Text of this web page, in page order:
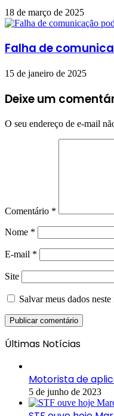
18 de março de 2025
Falha de
15 de janeiro de 2025
Deixe um
O seu endereço de e-mail
Comentário *
Nome *
E-mail *
Site
Salvar meus dados
Últimas Notícias
Motorista de
5 de junho de 2023